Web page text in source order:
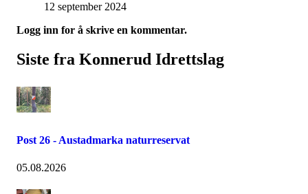
12 september 2024
Logg inn for å skrive en kommentar.
Siste fra Konnerud Idrettslag
Post 26 - Austadmarka naturreservat
05.08.2026